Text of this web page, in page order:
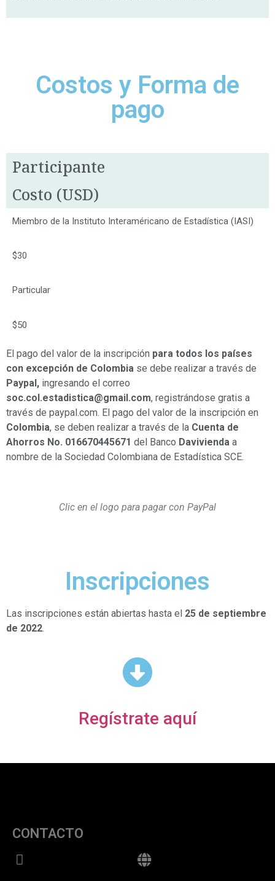
Costos y Forma de
pago
Participante
Costo (USD)
Miembro de la Instituto Interaméricano de Estadística (IASI)
$30
Particular
$50
El pago del valor de la inscripción para todos los países
con excepción de Colombia se debe realizar a través de
Paypal, ingresando el correo
soc.col.estadistica@gmail.com, registrándose gratis a
través de paypal.com. El pago del valor de la inscripción en
Colombia, se deben realizar a través de la Cuenta de
Ahorros No. 016670445671 del Banco Davivienda a
nombre de la Sociedad Colombiana de Estadística SCE.
Clic en el logo para pagar con PayPal
Inscripciones
Las inscripciones están abiertas hasta el 25 de septiembre
de 2022.
Regístrate aquí
CONTACTO